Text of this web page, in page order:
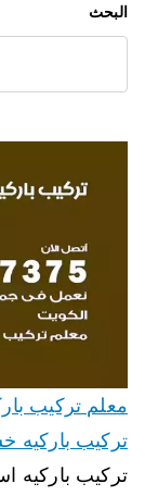
البحث
تركيب باركيه
تركيب باركيه